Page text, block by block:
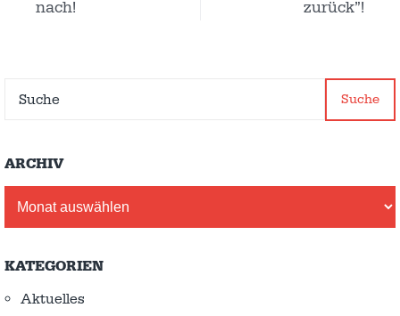
nach! zurück”!
Suche
ARCHIV
KATEGORIEN
Aktuelles